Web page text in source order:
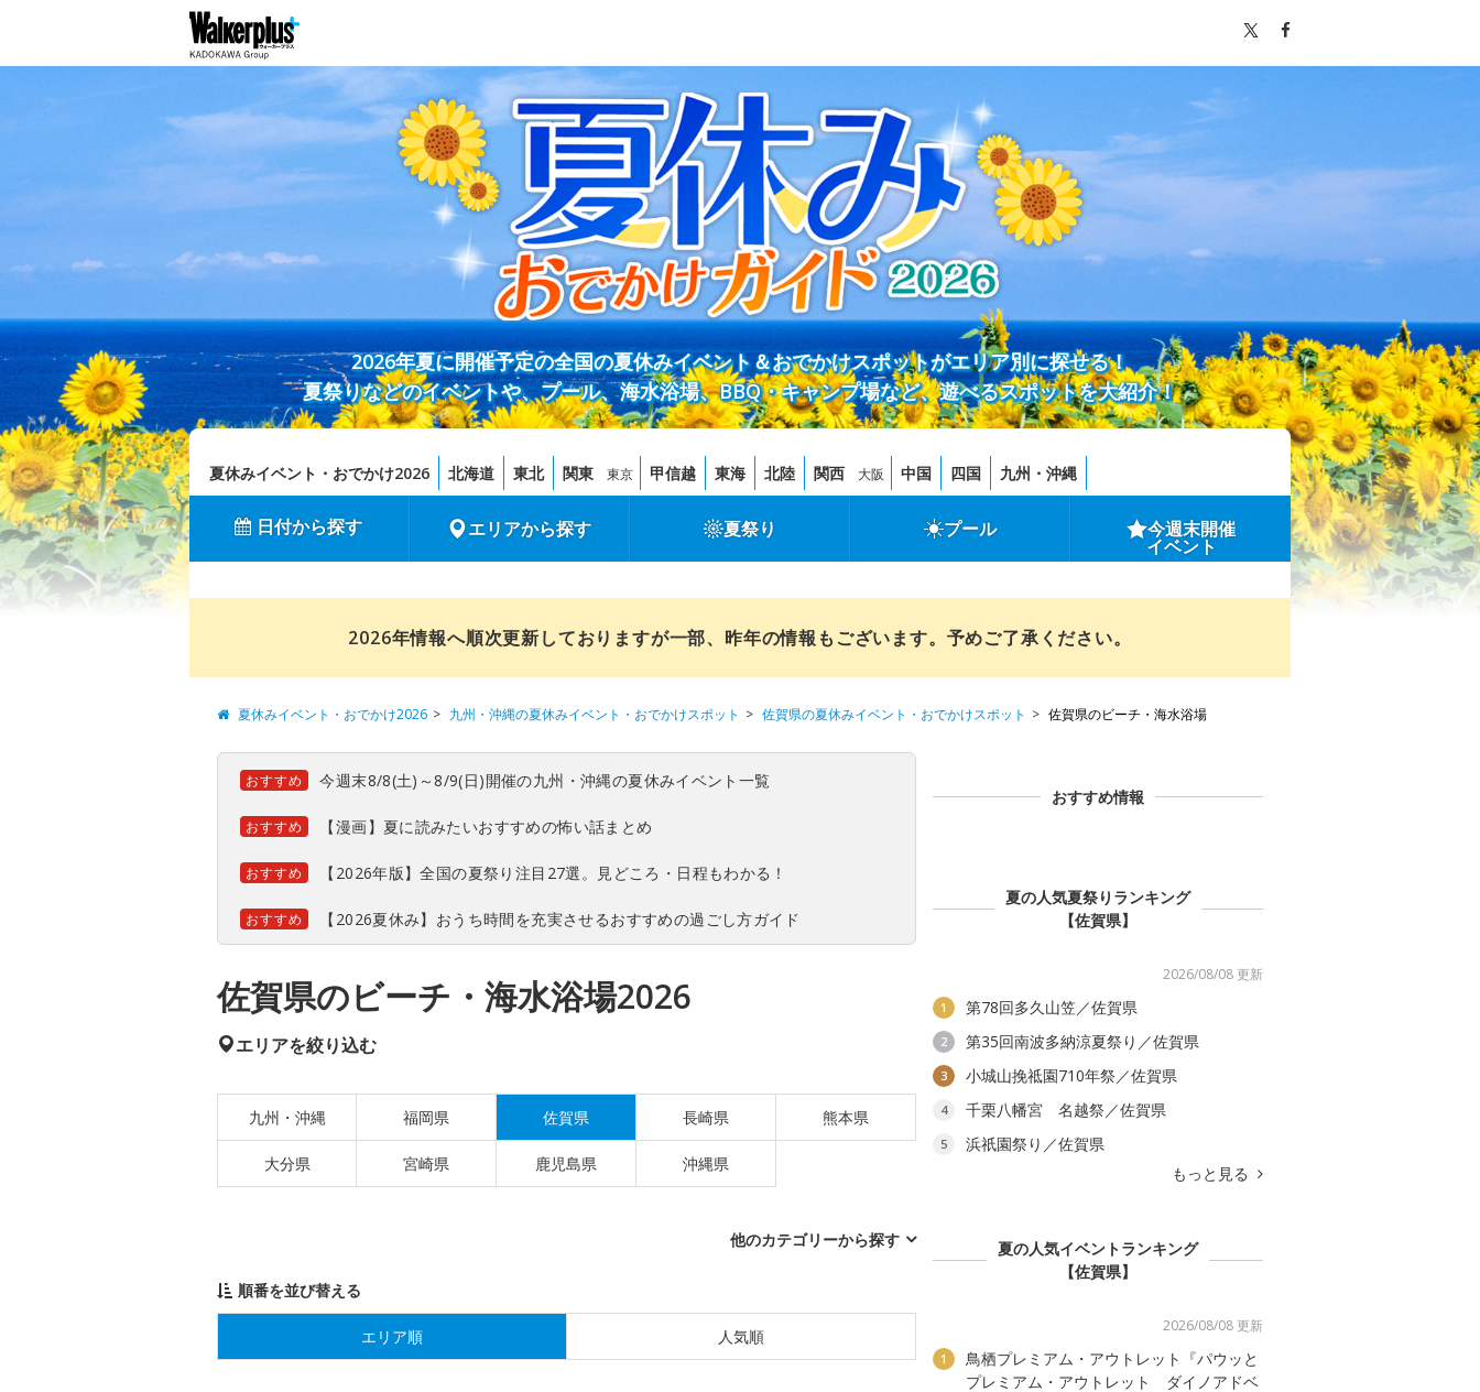
2026年夏に開催予定の全国の夏休みイベント＆おでかけスポットがエリア別に探せる！
夏祭りなどのイベントや、プール、海水浴場、BBQ・キャンプ場など、遊べるスポットを大紹介！
夏休みイベント・おでかけ2026 北海道 東北 関東 東京 甲信越 東海 北陸 関西 大阪 中国 四国 九州・沖縄
日付から探す エリアから探す 夏祭り プール 今週末開催
イベント
2026年情報へ順次更新しておりますが一部、昨年の情報もございます。予めご了承ください。
夏休みイベント・おでかけ2026 九州・沖縄の夏休みイベント・おでかけスポット 佐賀県の夏休みイベント・おでかけスポット 佐賀県のビーチ・海水浴場
おすすめ 今週末8/8(土)～8/9(日)開催の九州・沖縄の夏休みイベント一覧
おすすめ 【漫画】夏に読みたいおすすめの怖い話まとめ
おすすめ 【2026年版】全国の夏祭り注目27選。見どころ・日程もわかる！
おすすめ 【2026夏休み】おうち時間を充実させるおすすめの過ごし方ガイド
佐賀県のビーチ・海水浴場2026
エリアを絞り込む
九州・沖縄 福岡県 佐賀県 長崎県 熊本県
大分県 宮崎県 鹿児島県 沖縄県
他のカテゴリーから探す
順番を並び替える
エリア順 人気順
おすすめ情報
夏の人気夏祭りランキング
【佐賀県】
2026/08/08 更新
1 第78回多久山笠／佐賀県
2 第35回南波多納涼夏祭り／佐賀県
3 小城山挽祗園710年祭／佐賀県
4 千栗八幡宮 名越祭／佐賀県
5
浜祇園祭り／佐賀県
もっと見る
夏の人気イベントランキング
【佐賀県】
2026/08/08 更新
1
鳥栖プレミアム・アウトレット『パウッと
プレミアム・アウトレット ダイノアドベ